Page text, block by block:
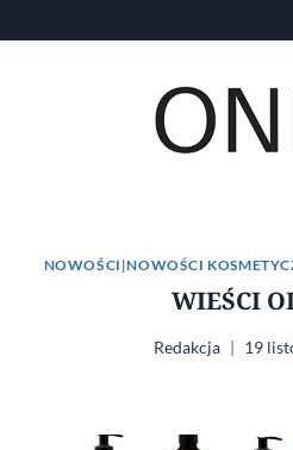
do
NOWOŚCI |NOWOŚCI
WIEŚCI
Redakcja 19